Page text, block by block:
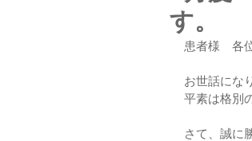
す。
患者様　各
お世話にな
平素は格別
さて、誠に